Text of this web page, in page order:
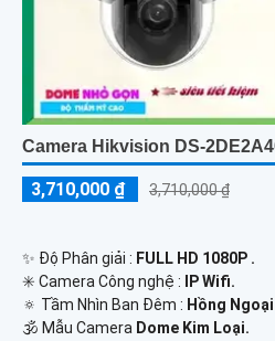
Camera Hikvision DS-
3,710,000 ₫ 3,710,000 ₫
✨ Độ Phân giải : FULL HD 1080P .
✳️ Camera Công nghệ :
IP Wifi.
🔅 Tầm Nhìn Ban Đêm : Hồng
🕉️ Mẫu Camera Dome Kim Loại.